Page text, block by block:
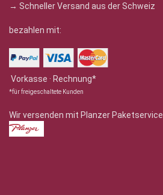
→ Schneller Versand aus der Schweiz
bezahlen mit:
Vorkasse · Rechnung*
*für freigeschaltete Kunden
Wir versenden mit Planzer Paketservice